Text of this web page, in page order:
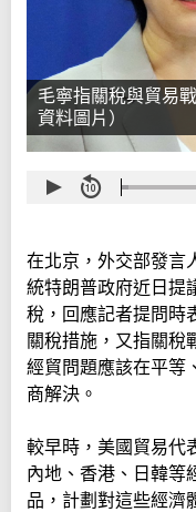
毛寧指關稅與貿易
資料圖片）
在北京，外交部發言
統特朗普政府近日提
稅，回應記者提問時
關稅措施，又指關稅
經貿問題應該在平等
商解決。
較早時，美國貿易代
內地、香港、日韓等
品，計劃對這些經濟